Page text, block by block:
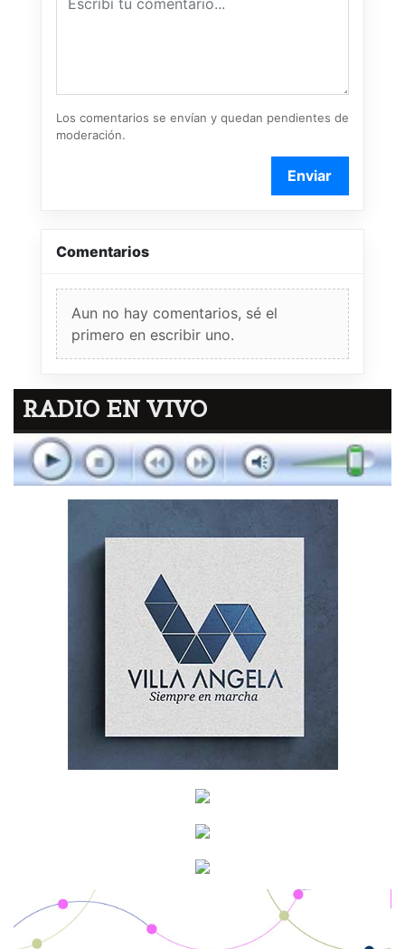
Los comentarios se envían y quedan pendientes de
moderación.
Enviar
Comentarios
Aun no hay comentarios, sé el
primero en escribir uno.
RADIO EN VIVO